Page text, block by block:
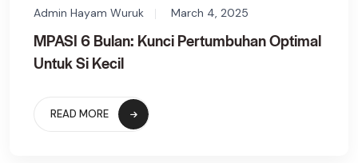
Admin Hayam Wuruk March 4, 2025
MPASI 6 Bulan: Kunci Pertumbuhan Optimal
Untuk Si Kecil
READ MORE